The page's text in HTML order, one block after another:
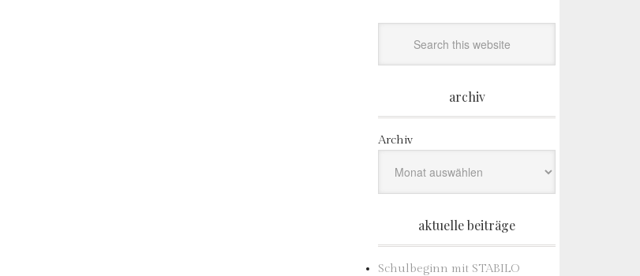
archiv
Archiv
aktuelle beiträge
Schulbeginn mit STABILO